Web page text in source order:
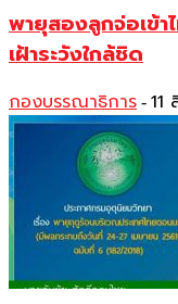
พายุสองลูกจ่อเข้
เฝ้าระวังใกล้ชิด
กองบรรณาธิการ - 11